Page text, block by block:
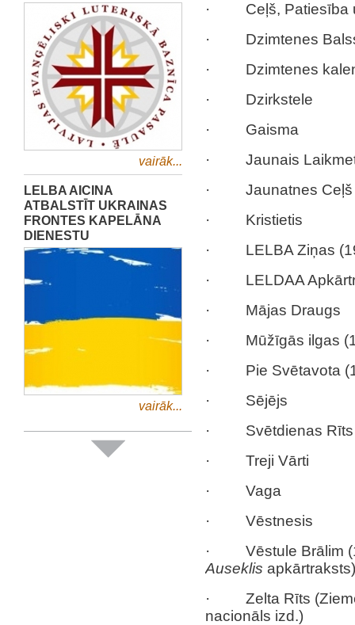
vairāk...
LELBA AICINA
ATBALSTĪT UKRAINAS
FRONTES KAPELĀNA
DIENESTU
vairāk...
· Ceļš, Patiesība
· Dzimtenes
· Dzimtenes
· Dzirkstele
· Gaisma
· Jaunais
· Jaunatnes Ceļš
· Kristietis
· LELBA Ziņas
· LELDAA
· Mājas Draugs
· Mūžīgās ilgas
· Pie Svētavota
· Sējējs
· Svētdienas Rīts
· Treji Vārti
· Vaga
· Vēstnesis
· Vēstule Brālim
Auseklis apkārtraksts)
· Zelta Rīts
nacionāls izd.)